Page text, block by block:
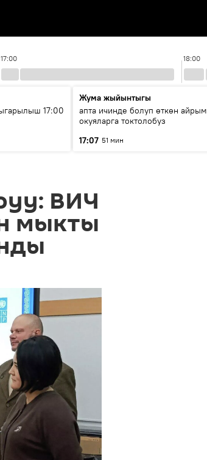
17:00 18:00
17:00
Жума жыйынтыгы
апта ичинде болуп өткөн айрым
окуяларга токтолобуз
17:07 51 мин
ВИЧ
мыкты